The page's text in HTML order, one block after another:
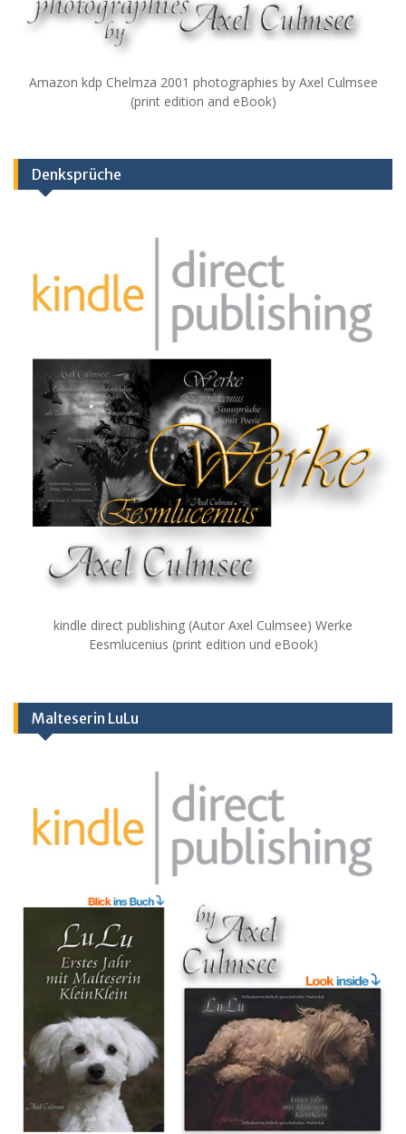
Amazon kdp Chelmza 2001 photographies by Axel Culmsee
(print edition and eBook)
Denksprüche
kindle direct publishing (Autor Axel Culmsee) Werke
Eesmlucenius (print edition und eBook)
Malteserin LuLu